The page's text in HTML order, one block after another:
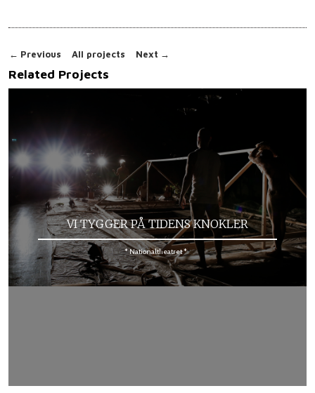
Related Projects
← Previous All projects Next →
VI TYGGER PÅ TIDENS KNOKLER
* Nationaltheatret *